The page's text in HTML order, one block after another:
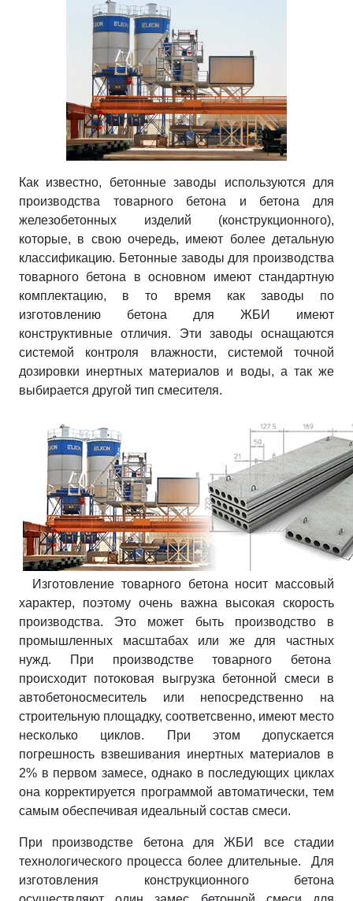
Полезное
Контакты
Как известно, бетонные заводы используются для
производства товарного бетона и бетона для
железобетонных изделий (конструкционного),
которые, в свою очередь, имеют более детальную
классификацию. Бетонные заводы для производства
товарного бетона в основном имеют стандартную
комплектацию, в то время как заводы по
изготовлению бетона для ЖБИ имеют
конструктивные отличия. Эти заводы оснащаются
системой контроля влажности, системой точной
дозировки инертных материалов и воды, а так же
выбирается другой тип смесителя.
Изготовление товарного бетона носит массовый
характер, поэтому очень важна высокая скорость
производства. Это может быть производство в
промышленных масштабах или же для частных
нужд. При производстве товарного бетона
происходит потоковая выгрузка бетонной смеси в
автобетоносмеситель или непосредственно на
строительную площадку, соответсвенно, имеют место
несколько циклов. При этом допускается
погрешность взвешивания инертных материалов в
2% в первом замесе, однако в последующих циклах
она корректируется программой автоматически, тем
самым обеспечивая идеальный состав смеси.
При производстве бетона для ЖБИ все стадии
технологического процесса более длительные. Для
изготовления конструкционного бетона